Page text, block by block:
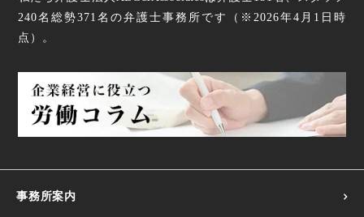
240名総勢371 名の弁護士事務所です（ ※2026年4月1日時
点 ）。
事務所案内